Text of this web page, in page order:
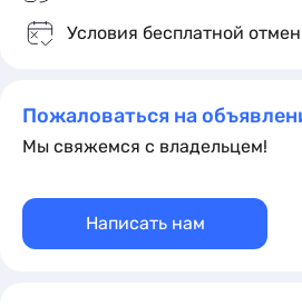
Условия бесплатной
Пожаловаться на
Мы свяжемся с владельцем!
Написать нам